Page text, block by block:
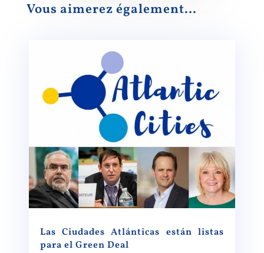
Vous aimerez également…
Las Ciudades Atlánticas están listas
para el Green Deal